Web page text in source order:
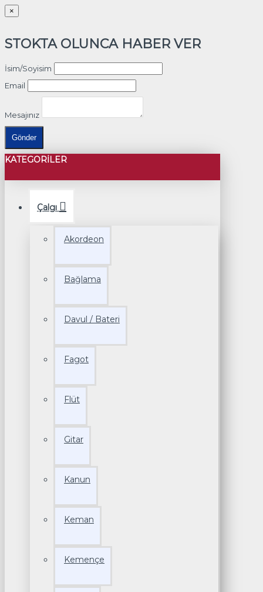
×
STOKTA OLUNCA HABER VER
İsim/Soyisim
Email
Mesajınız
Gönder
KATEGORILER
Çalgı
Akordeon
Bağlama
Davul / Bateri
Fagot
Flüt
Gitar
Kanun
Keman
Kemençe